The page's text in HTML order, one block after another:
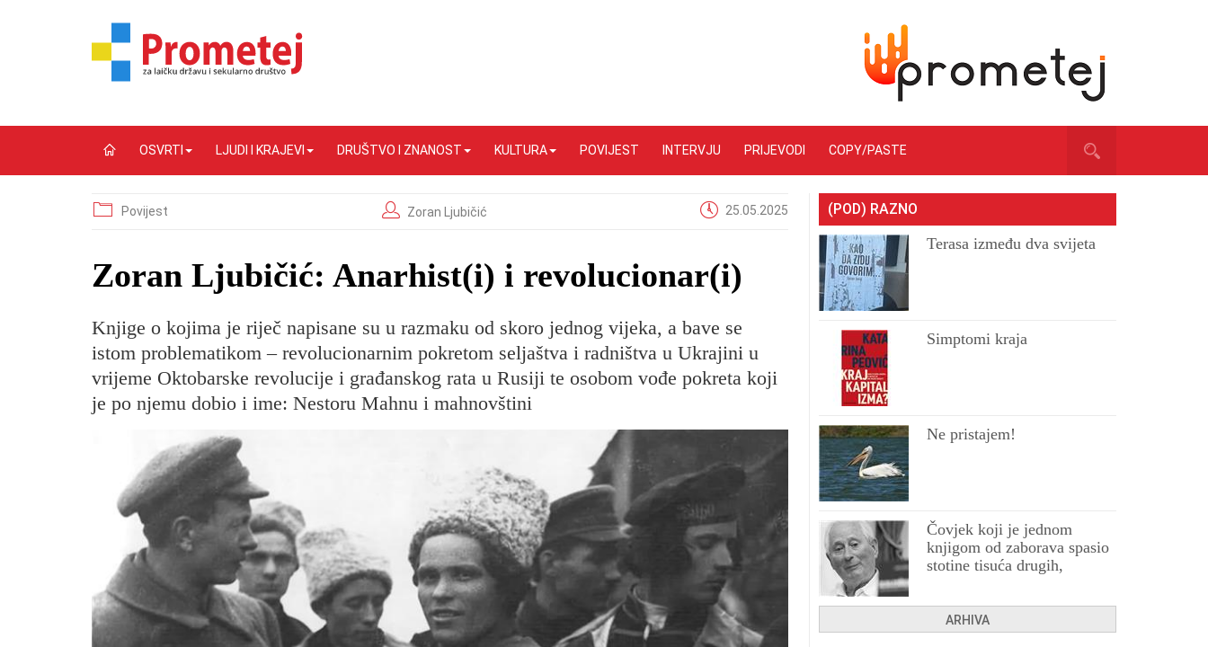
OSVRTI LJUDI I KRAJEVI DRUŠTVO I ZNANOST KULTURA POVIJEST INTERVJU PRIJEVODI COPY/PASTE
Povijest Zoran Ljubičić 25.05.2025
Zoran Ljubičić: Anarhist(i) i revolucionar(i)
Knjige o kojima je riječ napisane su u razmaku od skoro jednog vijeka, a bave se
istom problematikom – revolucionarnim pokretom seljaštva i radništva u Ukrajini u
vrijeme Oktobarske revolucije i građanskog rata u Rusiji te osobom vođe pokreta koji
je po njemu dobio i ime: Nestoru Mahnu i mahnovštini
(POD) RAZNO
Terasa između dva svijeta
Simptomi kraja
Ne pristajem!
Čovjek koji je jednom
knjigom od zaborava spasio
stotine tisuća drugih,
ARHIVA